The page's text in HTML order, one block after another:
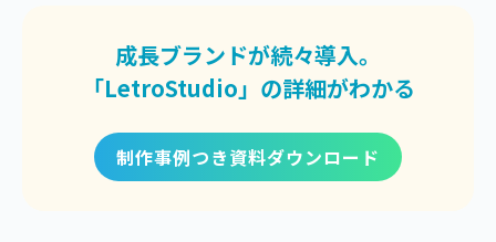
成長ブランドが続々導入。
「LetroStudio」の詳細がわかる
制作事例つき資料ダウンロード